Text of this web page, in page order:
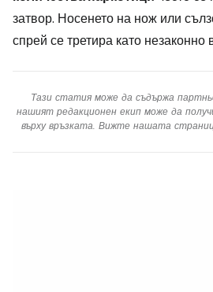
затвор. Носенето на нож или
спрей се третира като
Тази статия може да съдържа
нашият редакционен екип може да
върху връзката. Вижте нашата